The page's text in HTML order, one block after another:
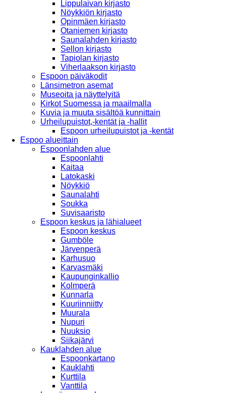
Lippulaivan kirjasto
Nöykkiön kirjasto
Opinmäen kirjasto
Otaniemen kirjasto
Saunalahden kirjasto
Sellon kirjasto
Tapiolan kirjasto
Viherlaakson kirjasto
Espoon päiväkodit
Länsimetron asemat
Museoita ja näyttelyitä
Kirkot Suomessa ja maailmalla
Kuvia ja muuta sisältöä kunnittain
Urheilupuistot,-kentät ja -hallit
Espoon urheilupuistot ja -kentät
Espoo alueittain
Espoonlahden alue
Espoonlahti
Kaitaa
Latokaski
Nöykkiö
Saunalahti
Soukka
Suvisaaristo
Espoon keskus ja lähialueet
Espoon keskus
Gumböle
Järvenperä
Karhusuo
Karvasmäki
Kaupunginkallio
Kolmperä
Kunnarla
Kuuriinniitty
Muurala
Nupuri
Nuuksio
Siikajärvi
Kauklahden alue
Espoonkartano
Kauklahti
Kurttila
Vanttila